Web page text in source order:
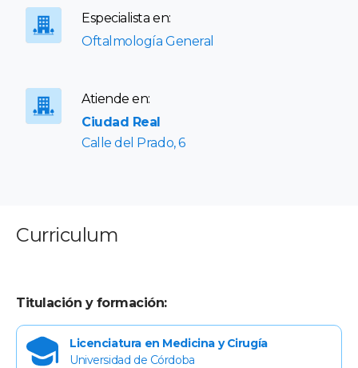
Especialista en:
Oftalmología General
Atiende en:
Ciudad Real
Calle del Prado, 6
Curriculum
Titulación y formación:
Licenciatura en Medicina y Cirugía
Universidad de Córdoba